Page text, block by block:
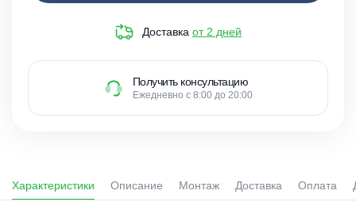
Доставка от 2 дней
Получить консультацию
Ежедневно с 8:00 до 20:00
Характеристики Описание Монтаж Доставка Оплата